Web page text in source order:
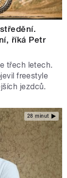
říká Petr
třech letech.
freestyle
jezdců.
28 minut